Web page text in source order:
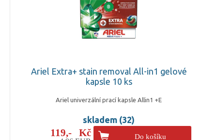
Ariel Extra+ stain removal All-in1 gelové
kapsle 10 ks
Ariel univerzální prací kapsle Allin1 +E
skladem (32)
119,- Kč Do košíku